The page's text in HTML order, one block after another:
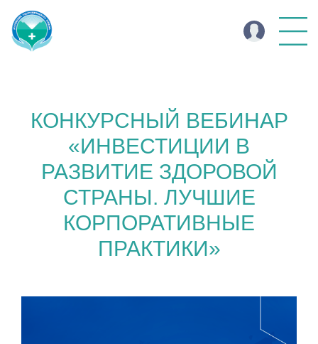
КОНКУРСНЫЙ ВЕБИНАР
«ИНВЕСТИЦИИ В
РАЗВИТИЕ ЗДОРОВОЙ
СТРАНЫ. ЛУЧШИЕ
КОРПОРАТИВНЫЕ
ПРАКТИКИ»